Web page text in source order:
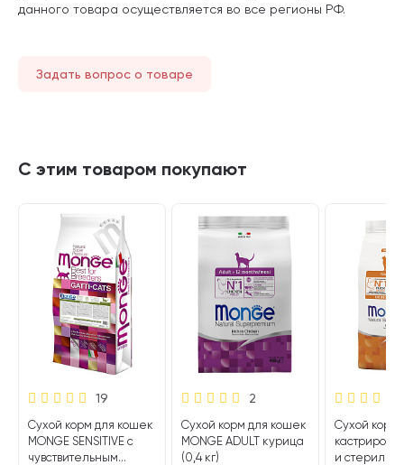
данного товара осуществляется во все регионы РФ.
Задать вопрос о товаре
С этим товаром покупают
19
Сухой корм для кошек
MONGE SENSITIVE с
чувствительным
2
Сухой корм для кошек
MONGE ADULT курица
(0,4 кг)
Сухой корм
и